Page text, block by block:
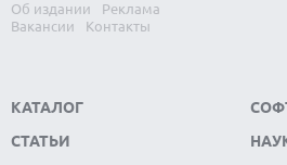
Об издании
Реклама
Вакансии
Контакты
КАТАЛОГ
СТАТЬИ